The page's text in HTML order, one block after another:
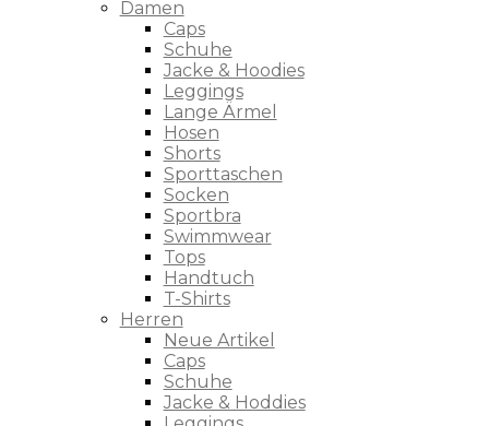
Damen
Caps
Schuhe
Jacke & Hoodies
Leggings
Lange Ärmel
Hosen
Shorts
Sporttaschen
Socken
Sportbra
Swimmwear
Tops
Handtuch
T-Shirts
Herren
Neue Artikel
Caps
Schuhe
Jacke & Hoddies